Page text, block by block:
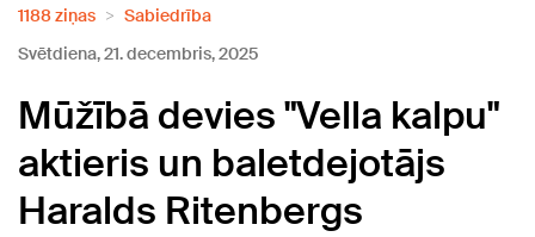
1188 ziņas
Sabiedrība
Svētdiena, 21. decembris, 2025
Mūžībā devies "Vella kalpu"
aktieris un baletdejotājs
Haralds Ritenbergs